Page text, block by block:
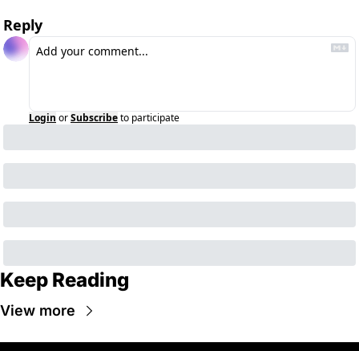
Reply
Login orSubscribeto participate
Keep Reading
View more